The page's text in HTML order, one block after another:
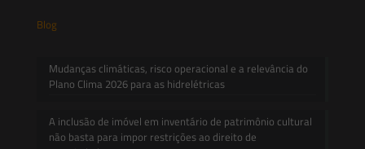
Blog
Mudanças climáticas, risco operacional e a relevância do
Plano Clima 2026 para as hidrelétricas
A inclusão de imóvel em inventário de patrimônio cultural
não basta para impor restrições ao direito de